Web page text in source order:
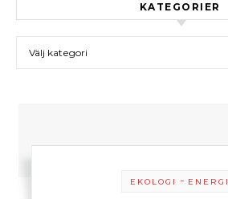
KATEGORIER
EKOLOGI - ENERGI